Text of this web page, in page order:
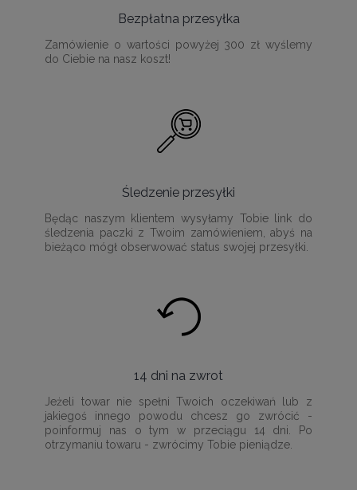
Bezpłatna przesyłka
Zamówienie o wartości powyżej 300 zł wyślemy
do Ciebie na nasz koszt!
Śledzenie przesyłki
Będąc naszym klientem wysyłamy Tobie link do
śledzenia paczki z Twoim zamówieniem, abyś na
bieżąco mógł obserwować status swojej przesyłki.
14 dni na zwrot
Jeżeli towar nie spełni Twoich oczekiwań lub z
jakiegoś innego powodu chcesz go zwrócić -
poinformuj nas o tym w przeciągu 14 dni. Po
otrzymaniu towaru - zwrócimy Tobie pieniądze.